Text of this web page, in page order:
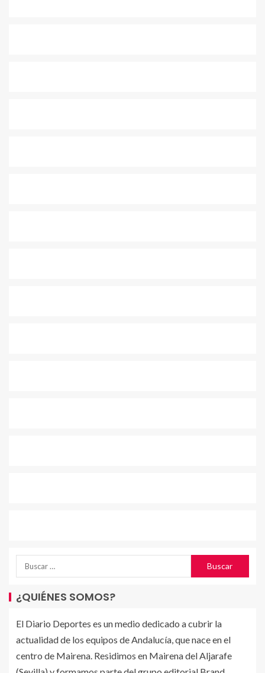
¿QUIÉNES SOMOS?
El Diario Deportes es un medio dedicado a cubrir la
actualidad de los equipos de Andalucía, que nace en el
centro de Mairena. Residimos en Mairena del Aljarafe